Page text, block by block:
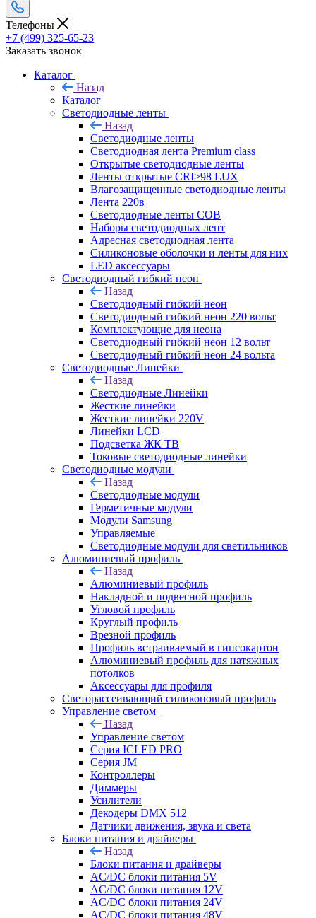
Телефоны
+7 (499) 325-65-23
Заказать звонок
Каталог
Назад
Каталог
Светодиодные ленты
Назад
Светодиодные ленты
Светодиодная лента Premium class
Открытые светодиодные ленты
Ленты открытые CRI>98 LUX
Влагозащищенные светодиодные ленты
Лента 220в
Светодиодные ленты COB
Наборы светодиодных лент
Адресная светодиодная лента
Силиконовые оболочки и ленты для них
LED аксессуары
Светодиодный гибкий неон
Назад
Светодиодный гибкий неон
Светодиодный гибкий неон 220 вольт
Комплектующие для неона
Светодиодный гибкий неон 12 вольт
Светодиодный гибкий неон 24 вольта
Светодиодные Линейки
Назад
Светодиодные Линейки
Жесткие линейки
Жесткие линейки 220V
Линейки LCD
Подсветка ЖК ТВ
Токовые светодиодные линейки
Светодиодные модули
Назад
Светодиодные модули
Герметичные модули
Модули Samsung
Управляемые
Светодиодные модули для светильников
Алюминиевый профиль
Назад
Алюминиевый профиль
Накладной и подвесной профиль
Угловой профиль
Круглый профиль
Врезной профиль
Профиль встраиваемый в гипсокартон
Алюминиевый профиль для натяжных
потолков
Аксессуары для профиля
Светорассеивающий силиконовый профиль
Управление светом
Назад
Управление светом
Серия ICLED PRO
Серия JM
Контроллеры
Диммеры
Усилители
Декодеры DMX 512
Датчики движения, звука и света
Блоки питания и драйверы
Назад
Блоки питания и драйверы
AC/DC блоки питания 5V
AC/DC блоки питания 12V
AC/DC блоки питания 24V
AC/DC блоки питания 48V